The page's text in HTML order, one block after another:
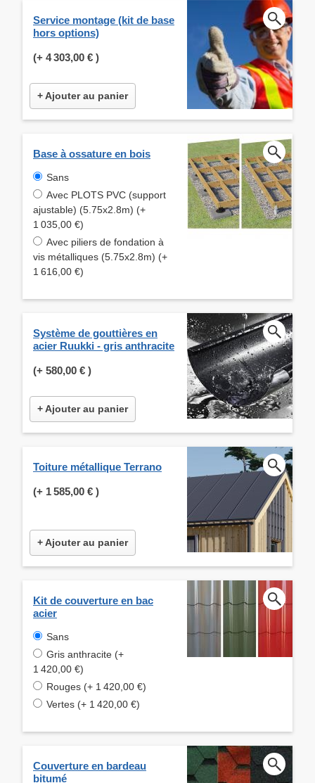
Service montage (kit de base
hors options)
(+ 4 303,00 € )
+ Ajouter au panier
Base à ossature en bois
Sans
Avec PLOTS PVC (support
ajustable) (5.75x2.8m) (+
1 035,00 €)
Avec piliers de fondation à
vis métalliques (5.75x2.8m) (+
1 616,00 €)
Système de gouttières en
acier Ruukki - gris anthracite
(+ 580,00 € )
+ Ajouter au panier
Toiture métallique Terrano
(+ 1 585,00 € )
+ Ajouter au panier
Kit de couverture en bac
acier
Sans
Gris anthracite (+
1 420,00 €)
Rouges (+ 1 420,00 €)
Vertes (+ 1 420,00 €)
Couverture en bardeau
bitumé